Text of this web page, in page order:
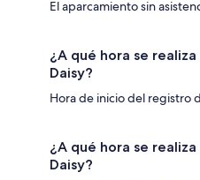
El aparcamiento sin
¿A qué hora se
Daisy?
Hora de inicio del registro
¿A qué hora se
Daisy?